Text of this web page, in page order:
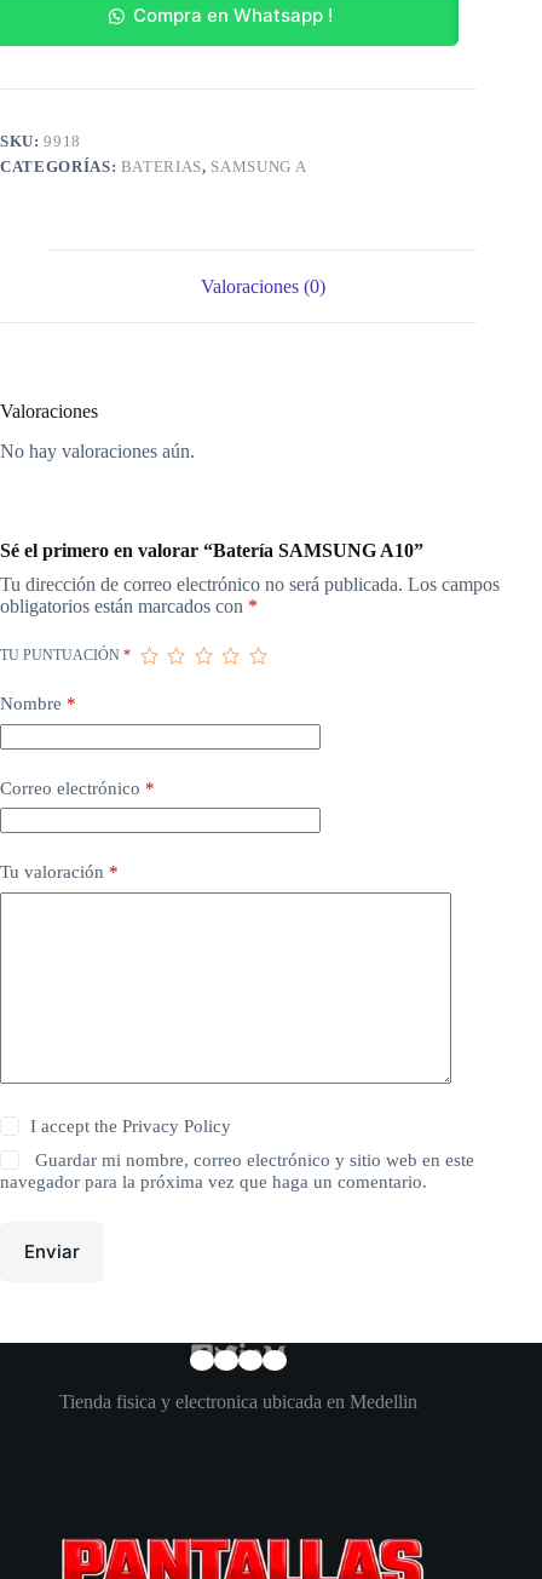
Compra en Whatsapp !
SKU:9918
CATEGORÍAS: BATERIAS, SAMSUNG A
Valoraciones (0)
Valoraciones
No hay valoraciones aún.
Sé el primero en valorar “Batería SAMSUNG A10”
Tu dirección de correo electrónico no será publicada. Los campos
obligatorios están marcados con *
TU PUNTUACIÓN *
Nombre *
Correo electrónico *
Tu valoración *
I accept thePrivacy Policy
Guardar mi nombre, correo electrónico y sitio web en este
navegador para la próxima vez que haga un comentario.
Enviar
Tienda fisica y electronica ubicada en Medellin